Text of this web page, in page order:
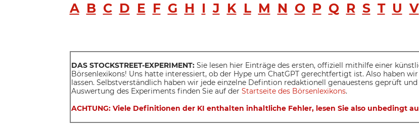
A B C D E F G H I J K L M N O P Q R S T U V
DAS STOCKSTREET-EXPERIMENT:Sie lesen hier Einträge des ersten, offiziell mithilfe einer
Börsenlexikons! Uns hatte interessiert, ob der Hype um ChatGPT gerechtfertigt ist. Also haben
lassen. Selbstverständlich haben wir jede einzelne Defintion redaktionell genauestens geprüft
Auswertung des Experiments finden Sie auf der Startseite des Börsenlexikons.
ACHTUNG: Viele Definitionen der KI enthalten inhaltliche Fehler, lesen Sie also unbedingt